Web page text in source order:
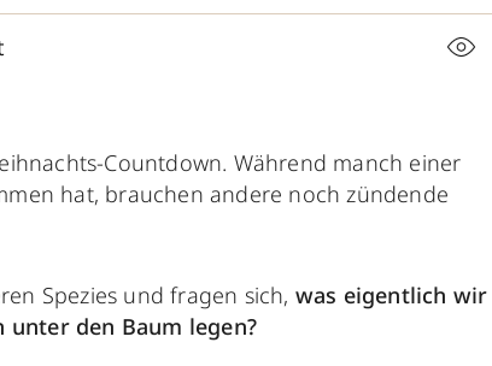
Countdown. Während manch einer
hat, brauchen andere noch zündende
Spezies und fragen sich, was eigentlich wir
unter den Baum legen?